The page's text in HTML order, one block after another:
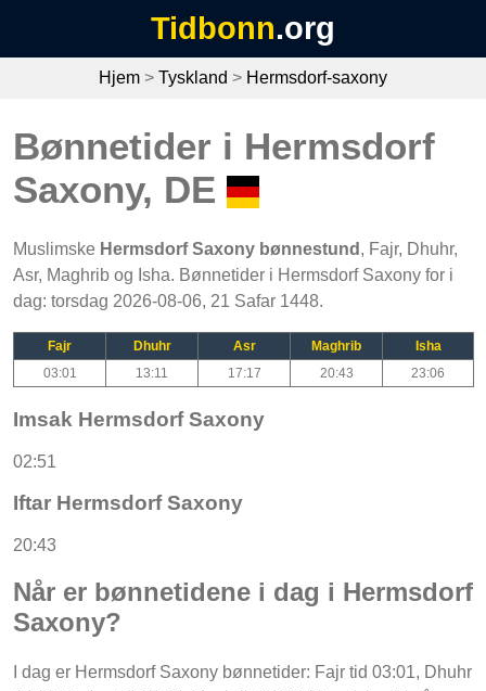
Tidbonn.org
Hjem > Tyskland > Hermsdorf-saxony
Bønnetider i Hermsdorf
Saxony, DE
Muslimske Hermsdorf Saxony bønnestund , Fajr, Dhuhr,
Asr, Maghrib og Isha. Bønnetider i Hermsdorf Saxony for i
dag: torsdag 2026-08-06, 21 Safar 1448.
Fajr Dhuhr Asr Maghrib
Isha
03:01
13:11 17:17 20:43 23:06
Imsak Hermsdorf Saxony
02:51
Iftar Hermsdorf Saxony
20:43
Når er bønnetidene i dag i Hermsdorf
Saxony?
I dag er Hermsdorf Saxony bønnetider: Fajr tid 03:01, Dhuhr